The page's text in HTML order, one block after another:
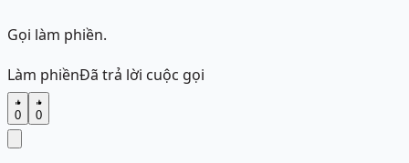
Gọi làm phiền.
Làm phiềnĐã trả lời cuộc gọi
0 0